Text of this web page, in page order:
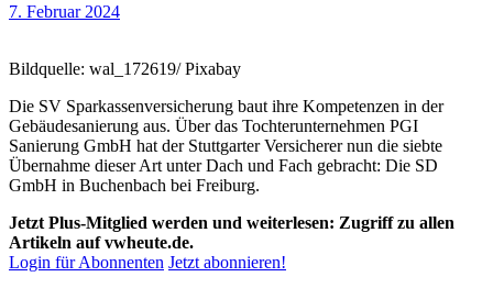
7. Februar 2024
Bildquelle: wal_172619/ Pixabay
Die SV Sparkassenversicherung baut ihre Kompetenzen in der
Gebäudesanierung aus. Über das Tochterunternehmen PGI
Sanierung GmbH hat der Stuttgarter Versicherer nun die siebte
Übernahme dieser Art unter Dach und Fach gebracht: Die SD
GmbH in Buchenbach bei Freiburg.
Jetzt Plus-Mitglied werden und weiterlesen: Zugriff zu allen
Artikeln auf vwheute.de.
Login für Abonnenten Jetzt abonnieren!